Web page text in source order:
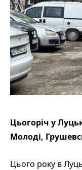
Цьогоріч у
Молоді,
Цього року в